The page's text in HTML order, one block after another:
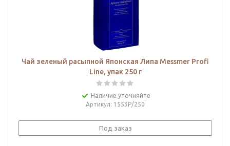
Чай зеленый расыпной Японская Липа Messmer Profi
Line, упак 250 г
Наличие уточняйте
Артикул: 1553Р/250
Под заказ